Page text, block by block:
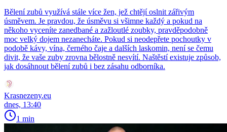
Bělení zubů využívá stále více žen, jež chtějí oslnit zářivým
úsměvem. Je pravdou, že úsměvu si všimne každý a pokud na
někoho vyceníte zanedbané a zažloutlé zoubky, pravděpodobně
moc velký dojem nezanecháte. Pokud si neodepřete pochoutky v
podobě kávy, vína, černého čaje a dalších laskomin, není se čemu
divit, že vaše zuby zrovna bělostně nesvítí. Naštěstí existuje způsob,
jak dosáhnout bělení zubů i bez zásahu odborníka.
Krasnezeny.eu
dnes, 13:40
1 min